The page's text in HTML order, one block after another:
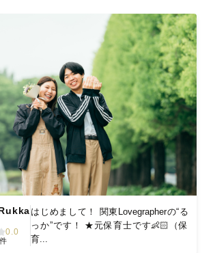
思い出を美しく仕上げます
集技術で写真の明るさや色合いを丁寧に調
残しつつも、おしゃれで洗練された仕上がり
写真を撮ってほしかった！」と思える一枚に
、ラブグラフの撮影事例をご覧ください。
0.0
はじめまして！ 関東Lovegrapherの“る
っか”です！ ★元保育士です👶🏻（保
育...